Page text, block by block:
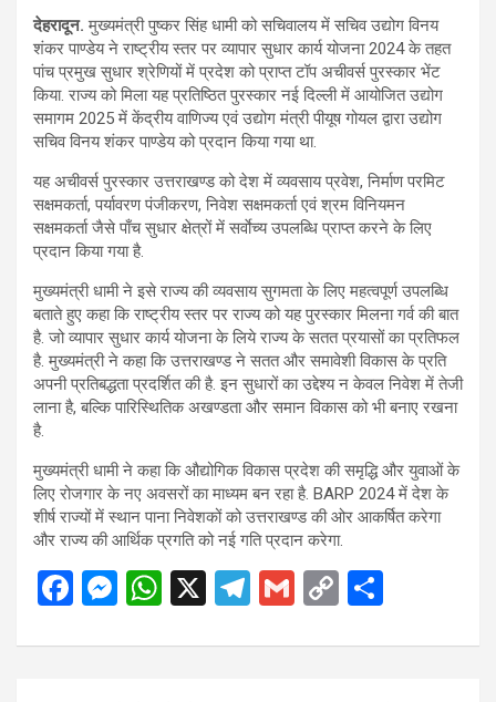
देहरादून.मुख्यमंत्री पुष्कर सिंह धामी को सचिवालय में सचिव उद्योग विनय
शंकर पाण्डेय ने राष्ट्रीय स्तर पर व्यापार सुधार कार्य योजना 2024 के तहत
पांच प्रमुख सुधार श्रेणियों में प्रदेश को प्राप्त टॉप अचीवर्स पुरस्कार भेंट
किया. राज्य को मिला यह प्रतिष्ठित पुरस्कार नई दिल्ली में आयोजित उद्योग
समागम 2025 में केंद्रीय वाणिज्य एवं उद्योग मंत्री पीयूष गोयल द्वारा उद्योग
सचिव विनय शंकर पाण्डेय को प्रदान किया गया था.
यह अचीवर्स पुरस्कार उत्तराखण्ड को देश में व्यवसाय प्रवेश, निर्माण परमिट
सक्षमकर्ता, पर्यावरण पंजीकरण, निवेश सक्षमकर्ता एवं श्रम विनियमन
सक्षमकर्ता जैसे पाँच सुधार क्षेत्रों में सर्वाेच्य उपलब्धि प्राप्त करने के लिए
प्रदान किया गया है.
मुख्यमंत्री धामी ने इसे राज्य की व्यवसाय सुगमता के लिए महत्वपूर्ण उपलब्धि
बताते हुए कहा कि राष्ट्रीय स्तर पर राज्य को यह पुरस्कार मिलना गर्व की बात
है. जो व्यापार सुधार कार्य योजना के लिये राज्य के सतत प्रयासों का प्रतिफल
है. मुख्यमंत्री ने कहा कि उत्तराखण्ड ने सतत और समावेशी विकास के प्रति
अपनी प्रतिबद्धता प्रदर्शित की है. इन सुधारों का उद्देश्य न केवल निवेश में तेजी
लाना है, बल्कि पारिस्थितिक अखण्डता और समान विकास को भी बनाए रखना
है.
मुख्यमंत्री धामी ने कहा कि औद्योगिक विकास प्रदेश की समृद्धि और युवाओं के
लिए रोजगार के नए अवसरों का माध्यम बन रहा है. BARP 2024 में देश के
शीर्ष राज्यों में स्थान पाना निवेशकों को उत्तराखण्ड की ओर आकर्षित करेगा
और राज्य की आर्थिक प्रगति को नई गति प्रदान करेगा.
F
ce
M
se
W
at
X
T
e
G
ail
C
py ar